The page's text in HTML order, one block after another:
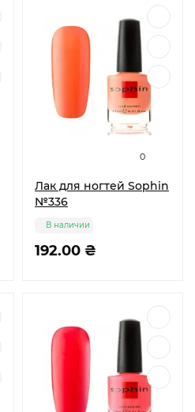
0
Лак для ногтей Sophin
№336
192.00 ₴
В наличии